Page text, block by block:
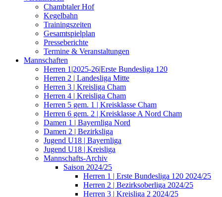
Chambtaler Hof
Kegelbahn
Trainingszeiten
Gesamtspielplan
Presseberichte
Termine & Veranstaltungen
Mannschaften
Herren 1|2025-26|Erste Bundesliga 120
Herren 2 | Landesliga Mitte
Herren 3 | Kreisliga Cham
Herren 4 | Kreisliga Cham
Herren 5 gem. 1 | Kreisklasse Cham
Herren 6 gem. 2 | Kreisklasse A Nord Cham
Damen 1 | Bayernliga Nord
Damen 2 | Bezirksliga
Jugend U18 | Bayernliga
Jugend U18 | Kreisliga
Mannschafts-Archiv
Saison 2024/25
Herren 1 | Erste Bundesliga 120 2024/25
Herren 2 | Bezirksoberliga 2024/25
Herren 3 | Kreisliga 2 2024/25